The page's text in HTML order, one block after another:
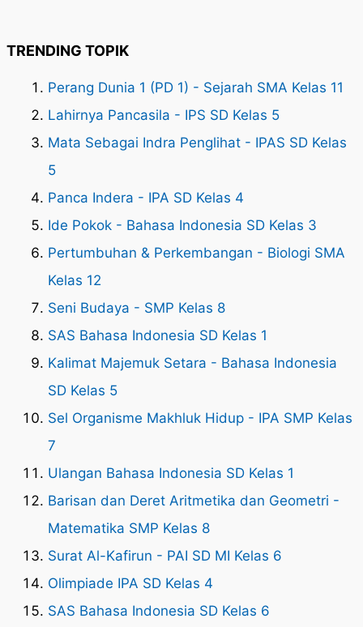
TRENDING TOPIK
Perang Dunia 1 (PD 1) - Sejarah SMA Kelas 11
Lahirnya Pancasila - IPS SD Kelas 5
Mata Sebagai Indra Penglihat - IPAS SD Kelas
5
Panca Indera - IPA SD Kelas 4
Ide Pokok - Bahasa Indonesia SD Kelas 3
Pertumbuhan & Perkembangan - Biologi SMA
Kelas 12
Seni Budaya - SMP Kelas 8
SAS Bahasa Indonesia SD Kelas 1
Kalimat Majemuk Setara - Bahasa Indonesia
SD Kelas 5
Sel Organisme Makhluk Hidup - IPA SMP Kelas
7
Ulangan Bahasa Indonesia SD Kelas 1
Barisan dan Deret Aritmetika dan Geometri -
Matematika SMP Kelas 8
Surat Al-Kafirun - PAI SD MI Kelas 6
Olimpiade IPA SD Kelas 4
SAS Bahasa Indonesia SD Kelas 6